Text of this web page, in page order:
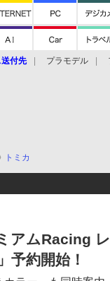
送付先 プラモデル
トミカ
アムRacing
予約開始！